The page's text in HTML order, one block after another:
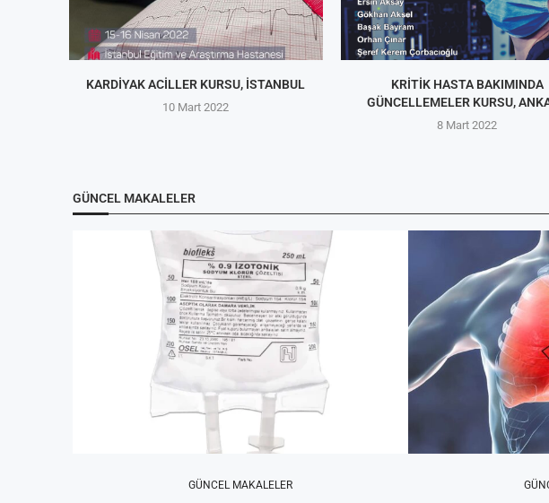
KARDIYAK ACILLER KURSU, İSTANBUL
10 Mart 2022
KRITIK HASTA BAKIMINDA
GÜNCELLEMELER KURSU,
8 Mart 2022
GÜNCEL MAKALELER
GÜNCEL MAKALELER